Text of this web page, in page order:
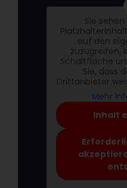
Sie
auf den
zuzugreifen,
Schaltfläche
Sie, dass
Drittanbieter
Mehr
Inhalt